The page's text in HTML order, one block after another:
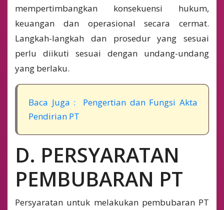
mempertimbangkan konsekuensi hukum,
keuangan dan operasional secara cermat.
Langkah-langkah dan prosedur yang sesuai
perlu diikuti sesuai dengan undang-undang
yang berlaku.
Baca Juga : Pengertian dan Fungsi Akta
Pendirian PT
D. PERSYARATAN
PEMBUBARAN PT
Persyaratan untuk melakukan pembubaran PT